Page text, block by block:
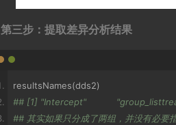
第三步：提取差异分析结果
resultsNames(dds2)
## [1] "Intercept"
## 其实如果只分成了两组，并没有必要